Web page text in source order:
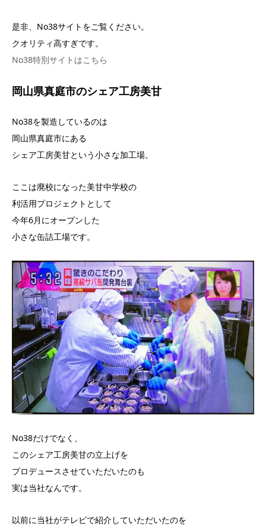
是非、No38サイトをご覧ください。
クオリティ高すぎです。
No38特別サイトはこちら
岡山県真庭市のシェア工房美甘
No38を製造しているのは
岡山県真庭市にある
シェア工房美甘という小さな加工場。
ここは廃校になった美甘中学校の
利活用プロジェクトとして
今年6月にオープンした
小さな缶詰工場です。
No38だけでなく、
このシェア工房美甘の立上げを
プロデュースさせていただいたのも
実は当社なんです。
以前に当社がテレビで紹介していただいたのを